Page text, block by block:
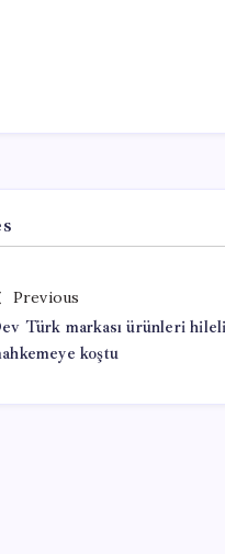
Previous
Türk markası ürünleri hileli
koştu